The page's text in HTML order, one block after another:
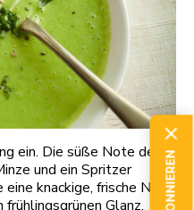
ein. Die süße Note der
und ein Spritzer
knackige, frische Note
Glanz.